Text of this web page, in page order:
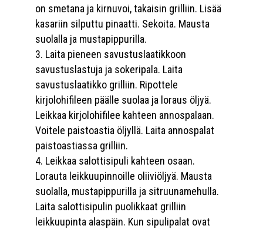
on smetana ja kirnuvoi, takaisin grilliin. Lisää
kasariin silputtu pinaatti. Sekoita. Mausta
suolalla ja mustapippurilla.
Laita pieneen savustuslaatikkoon
savustuslastuja ja sokeripala. Laita
savustuslaatikko grilliin. Ripottele
kirjolohifileen päälle suolaa ja loraus öljyä.
Leikkaa kirjolohifilee kahteen annospalaan.
Voitele paistoastia öljyllä. Laita annospalat
paistoastiassa grilliin.
Leikkaa salottisipuli kahteen osaan.
Lorauta leikkuupinnoille oliiviöljyä. Mausta
suolalla, mustapippurilla ja sitruunamehulla.
Laita salottisipulin puolikkaat grilliin
leikkuupinta alaspäin. Kun sipulipalat ovat